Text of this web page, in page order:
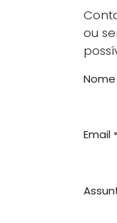
ou
Nome
Email *